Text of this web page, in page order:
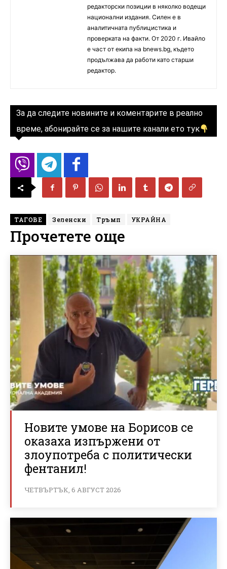
редакторски позиции в няколко водещи
национални издания. Силен е в
аналитичната публицистика и
проверката на факти. От 2020 г. Ивайло
е част от екипа на bnews.bg, където
продължава да работи като старши
редактор.
За да следите новините и коментарите в реално
време, абонирайте се за нашите канали ето тук
ТАГОВЕ Зеленски Тръмп УКРАЙНА
Прочетете още
Новите умове на Борисов се
оказаха изпържени от
злоупотреба с политически
фентанил!
ЧЕТВЪРТЪК, 6 АВГУСТ 2026